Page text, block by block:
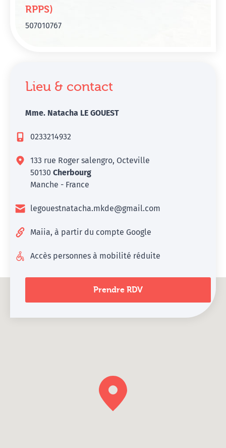
RPPS)
507010767
Lieu & contact
Mme. Natacha LE GOUEST
0233214932
133 rue Roger salengro, Octeville
50130 Cherbourg
Manche - France
legouestnatacha.mkde@gmail.com
Maiia, à partir du compte Google
Accès personnes à mobilité réduite
Prendre RDV